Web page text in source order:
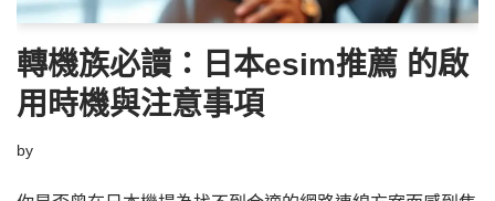
轉機族必讀：日本esim推薦 的啟
用時機與注意事項
by